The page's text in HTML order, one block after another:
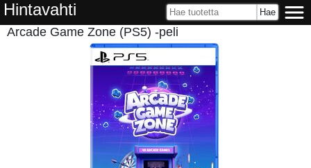
Hintavahti
Arcade Game Zone (PS5) -peli